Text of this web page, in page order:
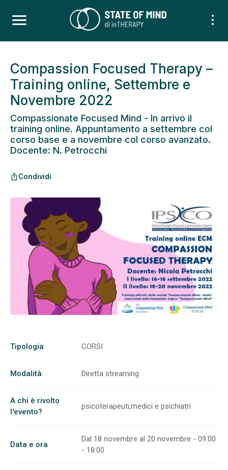
Compassion Focused Therapy –
Training online, Settembre e
Novembre 2022
Compassionate Focused Mind - In arrivo il
training online. Appuntamento a settembre col
corso base e a novembre col corso avanzato.
Docente: N. Petrocchi
ios_shareCondividi
Tipologia CORSI
Modalità Diretta streaming
A chi è rivolto
l'evento?
psicoterapeuti,medici e psichiatri
Data e ora
Dal 18 novembre al 20 novembre - 09:00
- 18:00